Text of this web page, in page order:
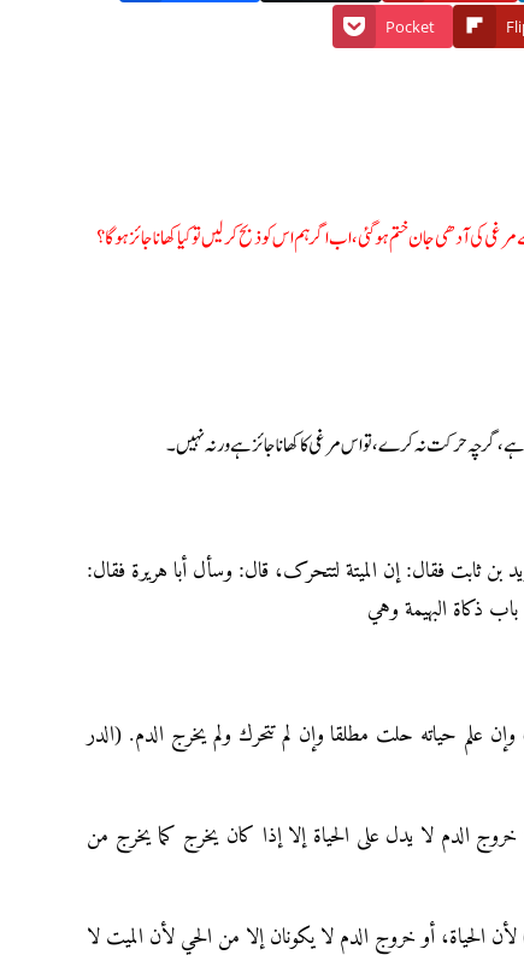
Pocket
کی آدھی جان ختم ہوگئی، اب اگر ہم اس کو ذبح کرلیں تو کیا کھانا جائز ہوگا؟
گرچہ حرکت نہ کرے، تو اس مرغی کا کھانا جائز ہے ورنہ نہیں۔
ثابت فقال: إن المیتة لتتحرک، قال: وسأل أبا هریرۃ فقال:
ذکاۃ البهیمة وهي
علم حياته حلت مطلقا وإن لم تتحرك ولم يخرج الدم. (الدر
الدم لا يدل على الحياة إلا إذا كان يخرج كما يخرج من
الحياة، أو خروج الدم لا يكونان إلا من الحي لأن الميت لا